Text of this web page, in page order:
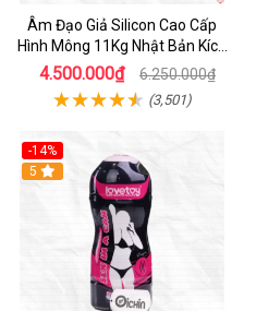
Âm Đạo Giả Silicon Cao Cấp
Hình Mông 11Kg Nhật Bản Kích
Thước Như Thật
4.500.000₫ 6.250.000₫
(3,501)
-14%
Hot
5